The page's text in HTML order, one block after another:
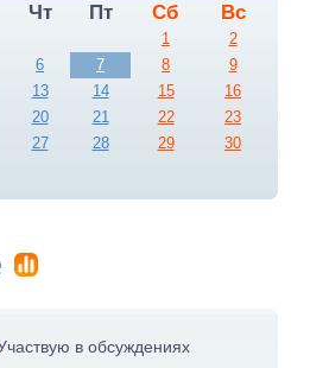
Чт Пт Сб Вс
1
2
6 7 8
9
13 14 15
16
20 21 22
23
27 28 29
30
в обсуждениях